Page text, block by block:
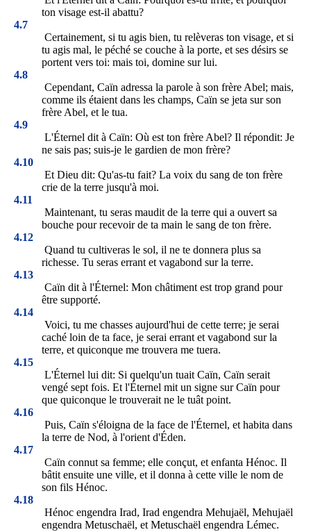
ton visage est-il abattu?
4.7
Certainement, si tu agis bien, tu relèveras ton visage, et si
tu agis mal, le péché se couche à la porte, et ses désirs se
portent vers toi: mais toi, domine sur lui.
4.8
Cependant, Caïn adressa la parole à son frère Abel; mais,
comme ils étaient dans les champs, Caïn se jeta sur son
frère Abel, et le tua.
4.9
L'Éternel dit à Caïn: Où est ton frère Abel? Il répondit: Je
ne sais pas; suis-je le gardien de mon frère?
4.10
Et Dieu dit: Qu'as-tu fait? La voix du sang de ton frère
crie de la terre jusqu'à moi.
4.11
Maintenant, tu seras maudit de la terre qui a ouvert sa
bouche pour recevoir de ta main le sang de ton frère.
4.12
Quand tu cultiveras le sol, il ne te donnera plus sa
richesse. Tu seras errant et vagabond sur la terre.
4.13
Caïn dit à l'Éternel: Mon châtiment est trop grand pour
être supporté.
4.14
Voici, tu me chasses aujourd'hui de cette terre; je serai
caché loin de ta face, je serai errant et vagabond sur la
terre, et quiconque me trouvera me tuera.
4.15
L'Éternel lui dit: Si quelqu'un tuait Caïn, Caïn serait
vengé sept fois. Et l'Éternel mit un signe sur Caïn pour
que quiconque le trouverait ne le tuât point.
4.16
Puis, Caïn s'éloigna de la face de l'Éternel, et habita dans
la terre de Nod, à l'orient d'Éden.
4.17
Caïn connut sa femme; elle conçut, et enfanta Hénoc. Il
bâtit ensuite une ville, et il donna à cette ville le nom de
son fils Hénoc.
4.18
Hénoc engendra Irad, Irad engendra Mehujaël, Mehujaël
engendra Metuschaël, et Metuschaël engendra Lémec.